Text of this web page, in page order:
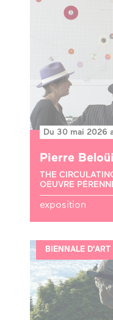
Du 30 mai 2026
Pierre
THE
OEUVRE
exposition
BIENNALE